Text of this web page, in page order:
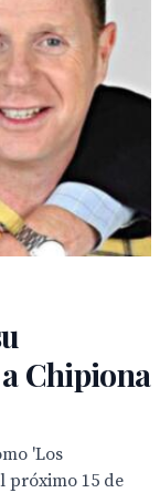
Chipiona
'Los
próximo 15 de